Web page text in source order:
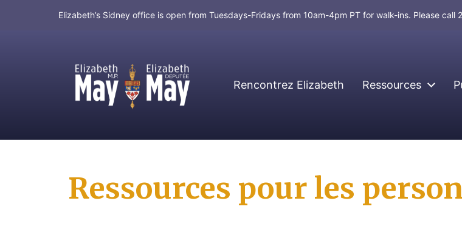
Elizabeth’s Sidney office is open from Tuesdays-Fridays from 10am-4pm PT for walk-ins. Please
MP for Saanich and Gulf Islands Rencontrez Elizabeth Ressources
Ressources pour les